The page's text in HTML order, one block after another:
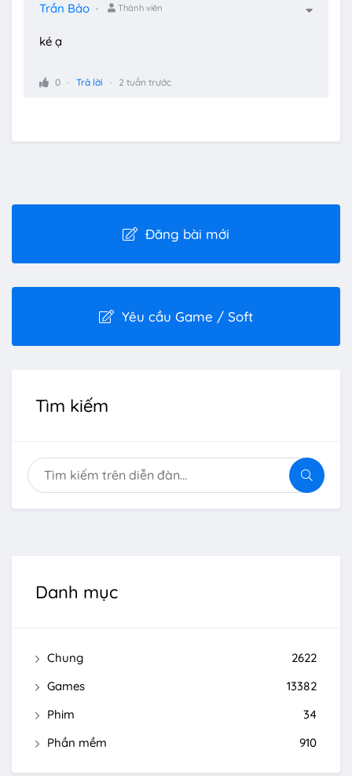
Trần Bảo Thành viên
ké ạ
0 Trả lời 2 tuần trước
Đăng bài mới
Yêu cầu Game / Soft
Tìm kiếm
Danh mục
Chung
2622
Games
13382
Phim
34
Phần mềm
910